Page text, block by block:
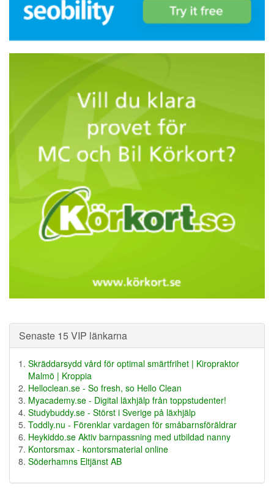
Senaste 15 VIP länkarna
Skräddarsydd vård för optimal smärtfrihet | Kiropraktor
Malmö | Kroppia
Helloclean.se - So fresh, so Hello Clean
Myacademy.se - Digital läxhjälp från toppstudenter!
Studybuddy.se - Störst i Sverige på läxhjälp
Toddly.nu - Förenklar vardagen för småbarnsföräldrar
Heykiddo.se Aktiv barnpassning med utbildad nanny
Kontorsmax - kontorsmaterial online
Söderhamns Eltjänst AB